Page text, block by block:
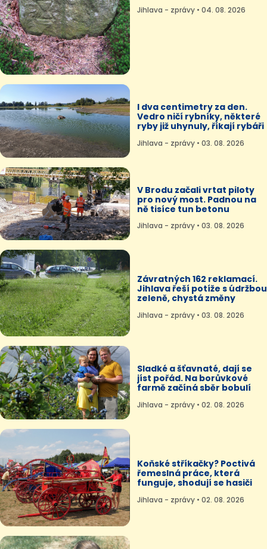
Jihlava - zprávy • 04. 08. 2026
I dva centimetry za den.
Vedro ničí rybníky, některé
ryby již uhynuly, říkají rybáři
Jihlava - zprávy • 03. 08. 2026
V Brodu začali vrtat piloty
pro nový most. Padnou na
ně tisíce tun betonu
Jihlava - zprávy • 03. 08. 2026
Závratných 162 reklamací.
Jihlava řeší potíže s údržbou
zeleně, chystá změny
Jihlava - zprávy • 03. 08. 2026
Sladké a šťavnaté, dají se
jíst pořád. Na borůvkové
farmě začíná sběr bobulí
Jihlava - zprávy • 02. 08. 2026
Koňské stříkačky? Poctivá
řemeslná práce, která
funguje, shodují se hasiči
Jihlava - zprávy • 02. 08. 2026